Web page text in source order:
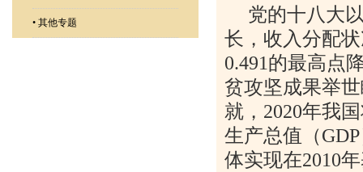
• 其他专题
党的十八大
长，收入分配
0.491的最高点
贫攻坚成果举
就， 2020年我
生产总值（GDP
体实现在2010